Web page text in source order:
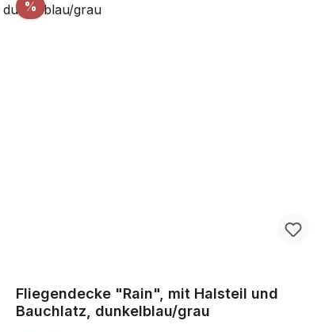
% Rabatt
Fliegendecke "Rain", mit Halsteil und
Bauchlatz, dunkelblau/grau